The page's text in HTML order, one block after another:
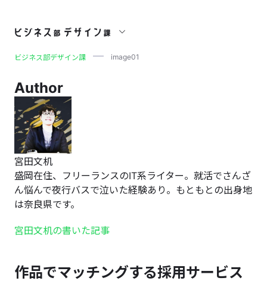
image01
ビジネス部デザイン課 image01
Author
宮田文机
盛岡在住、フリーランスのIT系ライター。就活でさんざ
ん悩んで夜行バスで泣いた経験あり。もともとの出身地
は奈良県です。
宮田文机の書いた記事
作品でマッチングする採用サービス